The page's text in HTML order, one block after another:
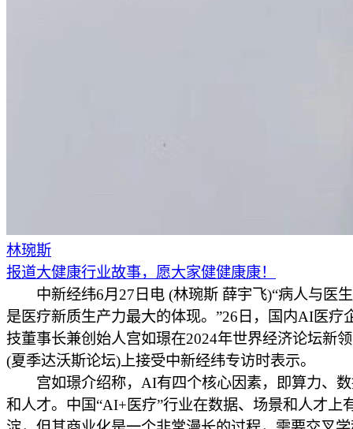
林琬斯
报道大健康行业故事，愿大家健健康康！
中新经纬6月27日电 (林琬斯 薛宇飞)“病人与医
是医疗新质生产力最大的体现。”26日，国内AI医疗
技董事长兼创始人宫如璟在2024年世界经济论坛新
(夏季达沃斯论坛)上接受中新经纬专访时表示。
宫如璟介绍称，AI有四个核心因素，即算力、数
和人才。中国“AI+医疗”行业在数据、场景和人才上